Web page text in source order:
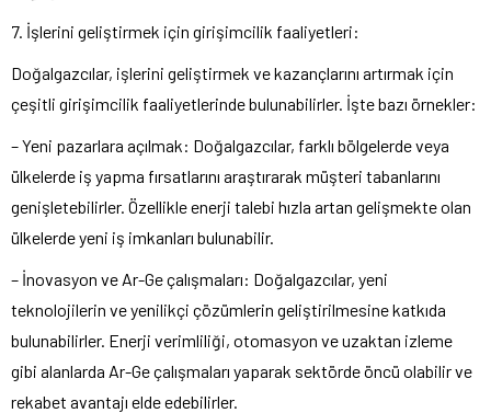
7. İşlerini geliştirmek için girişimcilik faaliyetleri:
Doğalgazcılar, işlerini geliştirmek ve kazançlarını artırmak için
çeşitli girişimcilik faaliyetlerinde bulunabilirler. İşte bazı örnekler:
– Yeni pazarlara açılmak: Doğalgazcılar, farklı bölgelerde veya
ülkelerde iş yapma fırsatlarını araştırarak müşteri tabanlarını
genişletebilirler. Özellikle enerji talebi hızla artan gelişmekte olan
ülkelerde yeni iş imkanları bulunabilir.
– İnovasyon ve Ar-Ge çalışmaları: Doğalgazcılar, yeni
teknolojilerin ve yenilikçi çözümlerin geliştirilmesine katkıda
bulunabilirler. Enerji verimliliği, otomasyon ve uzaktan izleme
gibi alanlarda Ar-Ge çalışmaları yaparak sektörde öncü olabilir ve
rekabet avantajı elde edebilirler.